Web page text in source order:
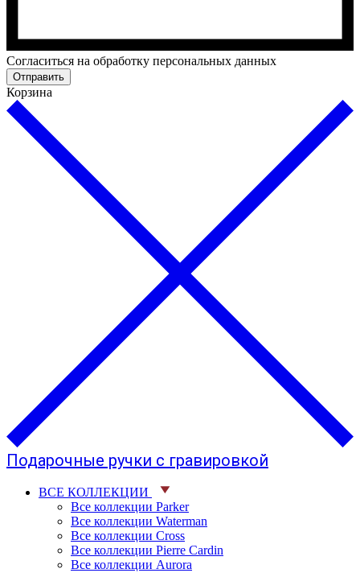
Cогласиться на обработку персональных данных
Отправить
Корзина
Подарочные ручки с гравировкой
ВСЕ КОЛЛЕКЦИИ
Все коллекции Parker
Все коллекции Waterman
Все коллекции Cross
Все коллекции Pierre Cardin
Все коллекции Aurora